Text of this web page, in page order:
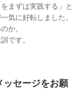
まずは実践する」と
気に好転しました。
か。
です。
ッセージをお願